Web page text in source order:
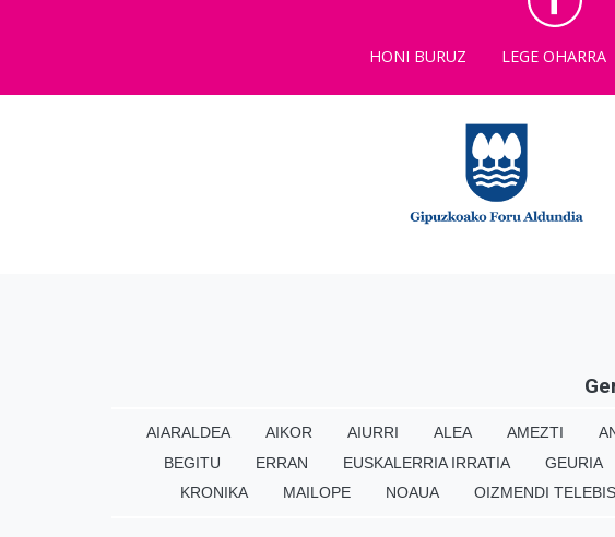
HONI BURUZ LEGE OHARRA
AIARALDEA AIKOR AIURRI ALEA AMEZTI
BEGITU
ERRAN EUSKALERRIA IRRATIA GEURIA
KRONIKA
MAILOPE NOAUA OIZMENDI